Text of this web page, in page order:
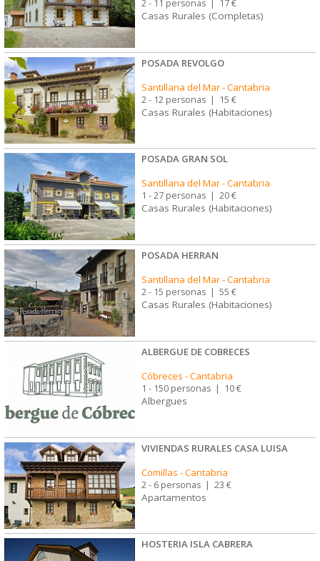
2 - 11 personas | 17 €
Casas Rurales (Completas)
POSADA REVOLGO
Santillana del Mar-Cantabria
2 - 12 personas | 15 €
Casas Rurales (Habitaciones)
POSADA GRAN SOL
Santillana del Mar-Cantabria
1 - 27 personas | 20 €
Casas Rurales (Habitaciones)
POSADA HERRAN
Santillana del Mar-Cantabria
2 - 15 personas | 55 €
Casas Rurales (Habitaciones)
ALBERGUE DE COBRECES
Cóbreces -Cantabria
1 - 150 personas | 10 €
Albergues
VIVIENDAS RURALES CASA LUISA
Comillas -Cantabria
2 - 6 personas | 23 €
Apartamentos
HOSTERIA ISLA CABRERA